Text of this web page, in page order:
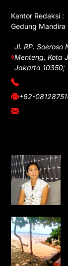
Kantor Redaksi :
Gedung Mandira
Jl. RP. Soeroso
Menteng, Kota
Jakarta 10350;
(021) 3908026
+62-